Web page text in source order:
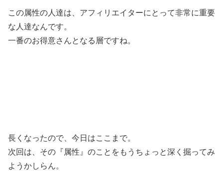
この属性の人達は、アフィリエイターにとって非常に重要
な人達なんです。
一番のお得意さんとなる層ですね。
長くなったので、今日はここまで。
次回は、その『属性』のことをもうちょっと深く掘ってみ
ようかしらん。